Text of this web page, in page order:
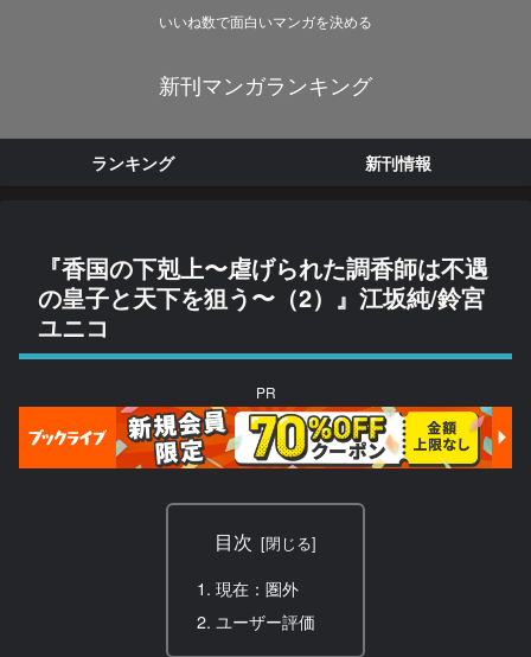
いいね数で面白いマンガを決める
新刊マンガランキング
ランキング 新刊情報
『香国の下剋上〜虐げられた調香師は不遇
の皇子と天下を狙う〜（2）』江坂純/鈴宮
ユニコ
PR
目次
現在：圏外
ユーザー評価